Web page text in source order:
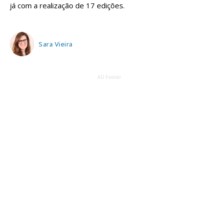
já com a realização de 17 edições.
Sara Vieira
AD Footer